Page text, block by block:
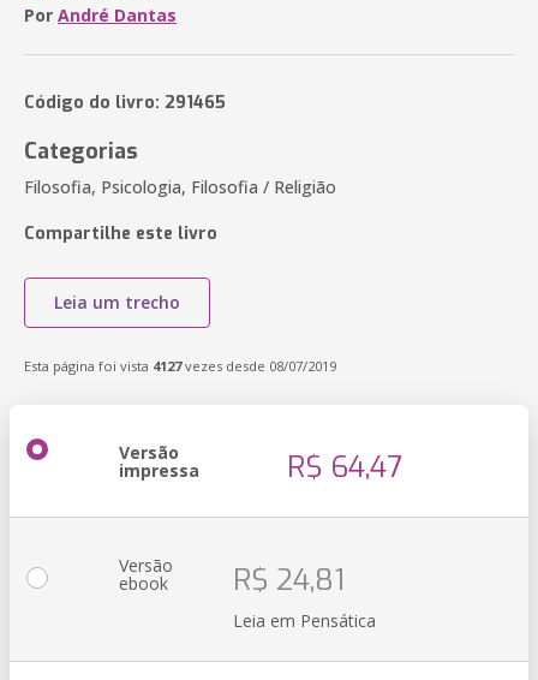
Por André Dantas
Código do livro: 291465
Categorias
Filosofia, Psicologia, Filosofia / Religião
Compartilhe este livro
Leia um trecho
Esta página foi vista 4127vezes desde 08/07/2019
Versão
impressa R$ 64,47
Versão
ebook R$ 24,81
Leia em Pensática